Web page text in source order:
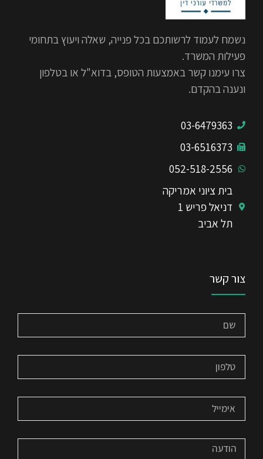
נשמח לעמוד לרשותכם בכל פנייה, שאלה ויעוץ בתחומי
פעילות המשרד.
צרו עימנו קשר באמצעות הטופס, בדוא"ל או בטלפון
ונענה בהקדם.
03-6479363
03-6516373
052-518-2556
בית ציוני אמריקה
דניאל פריש 1
תל אביב
צור קשר